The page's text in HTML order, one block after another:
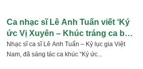
Ca nhạc sĩ Lê Anh Tuấn viết ‘Ký
ức Vị Xuyên – Khúc tráng ca bất
tử’ ghi nhớ công ơn chiến sĩ
Nhạc sĩ ca sĩ Lê Anh Tuấn – Kỷ lục gia Việt
Nam, đã sáng tác ca khúc “Ký ức...